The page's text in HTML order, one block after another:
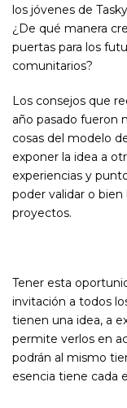
los jóvenes de
¿De qué manera
puertas para los
comunitarios?
Los consejos que
año pasado fueron
cosas del modelo
exponer la idea a
experiencias y
poder validar o
proyectos.
Tener esta
invitación a todos
tienen una idea, a
permite verlos en
podrán al mismo
esencia tiene cada